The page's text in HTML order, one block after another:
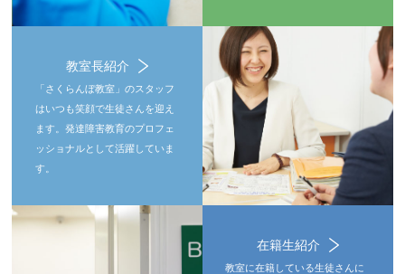
教室長紹介
「さくらんぼ教室」のスタッフ
はいつも笑顔で生徒さんを迎え
ます。発達障害教育のプロフェ
ッショナルとして活躍していま
す。
在籍生紹介
教室に在籍している生徒さんに